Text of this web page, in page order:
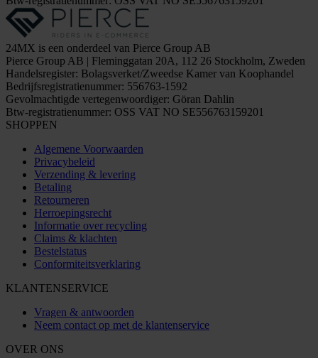
24MX is een onderdeel van Pierce Group AB
Pierce Group AB | Fleminggatan 20A, 112 26 Stockholm, Zweden
Handelsregister: Bolagsverket/Zweedse Kamer van Koophandel
Bedrijfsregistratienummer: 556763-1592
Gevolmachtigde vertegenwoordiger: Göran Dahlin
Btw-registratienummer: OSS VAT NO SE556763159201
SHOPPEN
Algemene Voorwaarden
Privacybeleid
Verzending & levering
Betaling
Retourneren
Herroepingsrecht
Informatie over recycling
Claims & klachten
Bestelstatus
Conformiteitsverklaring
KLANTENSERVICE
Vragen & antwoorden
Neem contact op met de klantenservice
OVER ONS